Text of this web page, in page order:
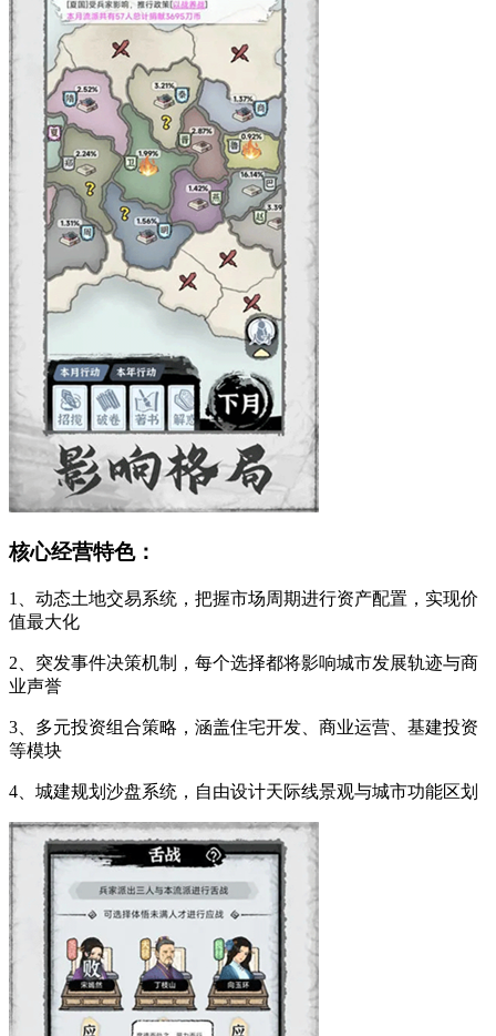
核心经营特色：
1、动态土地交易系统，把握市场周期进行资产配置，实现价
值最大化
2、突发事件决策机制，每个选择都将影响城市发展轨迹与商
业声誉
3、多元投资组合策略，涵盖住宅开发、商业运营、基建投资
等模块
4、城建规划沙盘系统，自由设计天际线景观与城市功能区划